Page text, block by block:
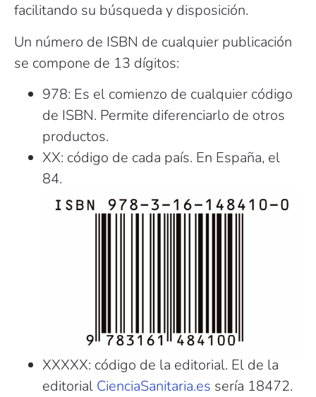
facilitando su búsqueda y disposición.
Un número de ISBN de cualquier publicación
se compone de 13 dígitos:
978: Es el comienzo de cualquier código
de ISBN. Permite diferenciarlo de otros
productos.
XX: código de cada país. En España, el
84.
XXXXX: código de la editorial. El de la
editorial CienciaSanitaria.es sería 18472.